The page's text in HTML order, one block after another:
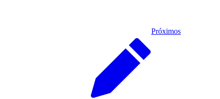
Próximos